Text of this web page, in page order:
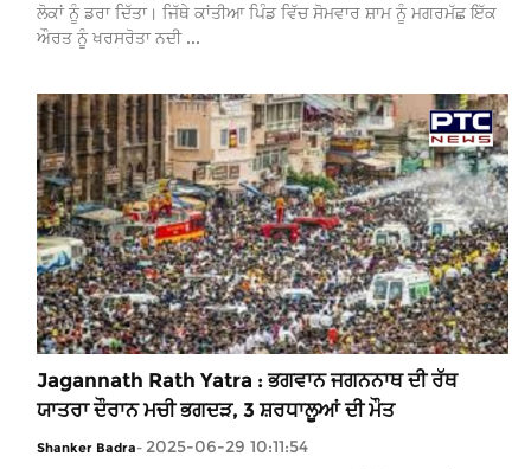
ਲੋਕਾਂ ਨੂੰ ਡਰਾ ਦਿੱਤਾ। ਜਿੱਥੇ ਕਾਂਤੀਆ ਪਿੰਡ ਵਿੱਚ ਸੋਮਵਾਰ ਸ਼ਾਮ ਨੂੰ ਮਗਰਮੱਛ ਇੱਕ
ਔਰਤ ਨੂੰ ਖਰਸਰੋਤਾ ਨਦੀ ...
Jagannath Rath Yatra : ਭਗਵਾਨ ਜਗਨਨਾਥ ਦੀ ਰੱਥ
ਯਾਤਰਾ ਦੌਰਾਨ ਮਚੀ ਭਗਦੜ, 3 ਸ਼ਰਧਾਲੂਆਂ ਦੀ ਮੌਤ
Shanker Badra- 2025-06-29 10:11:54